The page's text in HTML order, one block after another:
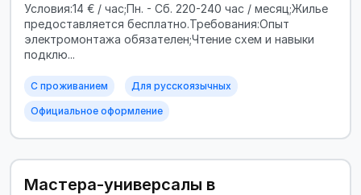
Условия:14 € / час;Пн. - Сб. 220-240 час / месяц;Жилье
предоставляется бесплатно.Требования:Опыт
электромонтажа обязателен;Чтение схем и навыки
подклю...
С проживанием Для русскоязычных
Официальное оформление
Мастера-универсалы в